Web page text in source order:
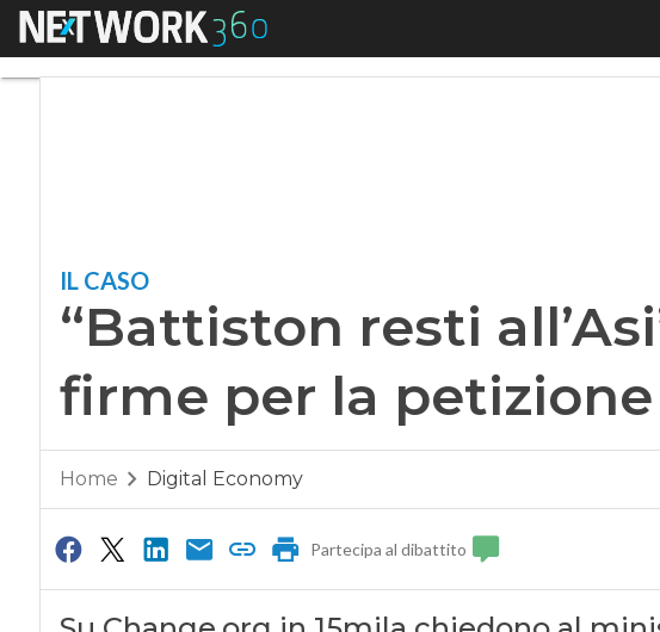
Menu
IL CASO
“Battiston resti
firme per la
Home Digital Economy
Partecipa al dibattito